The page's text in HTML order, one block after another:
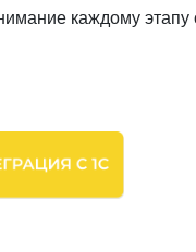
каждому этапу